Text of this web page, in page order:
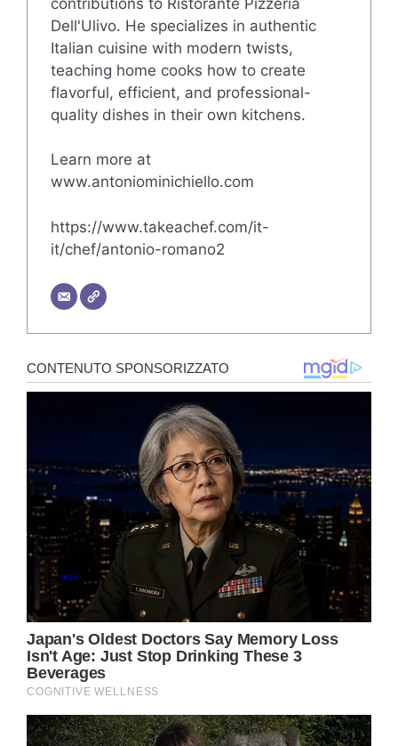
Dell'Ulivo. He specializes in authentic
Italian cuisine with modern twists,
teaching home cooks how to create
flavorful, efficient, and professional-
quality dishes in their own kitchens.
Learn more at
www.antoniominichiello.com
https://www.takeachef.com/it-
it/chef/antonio-romano2